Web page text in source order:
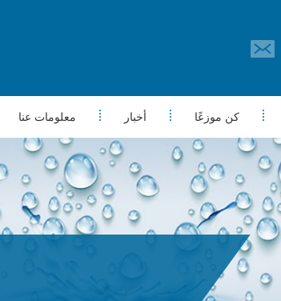
معلومات عنا أخبار كن موزعًا